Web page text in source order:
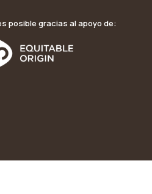
posible gracias al apoyo de: